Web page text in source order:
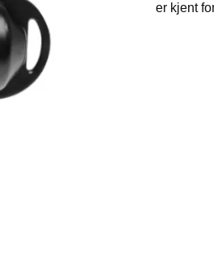
er kjent